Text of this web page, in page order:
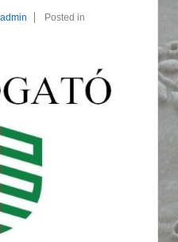
admin
Posted in